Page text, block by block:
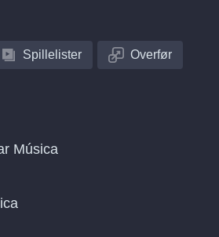
Spillelister Overfør
Música